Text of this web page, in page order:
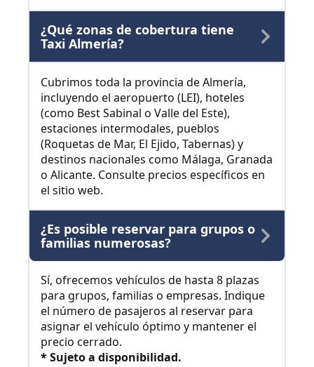
¿Qué zonas de cobertura tiene
Taxi Almería?
Cubrimos toda la provincia de Almería,
incluyendo el aeropuerto (LEI), hoteles
(como Best Sabinal o Valle del Este),
estaciones intermodales, pueblos
(Roquetas de Mar, El Ejido, Tabernas) y
destinos nacionales como Málaga, Granada
o Alicante. Consulte precios específicos en
el sitio web.
¿Es posible reservar para grupos o
familias numerosas?
Sí, ofrecemos vehículos de hasta 8 plazas
para grupos, familias o empresas. Indique
el número de pasajeros al reservar para
asignar el vehículo óptimo y mantener el
precio cerrado.
* Sujeto a disponibilidad.